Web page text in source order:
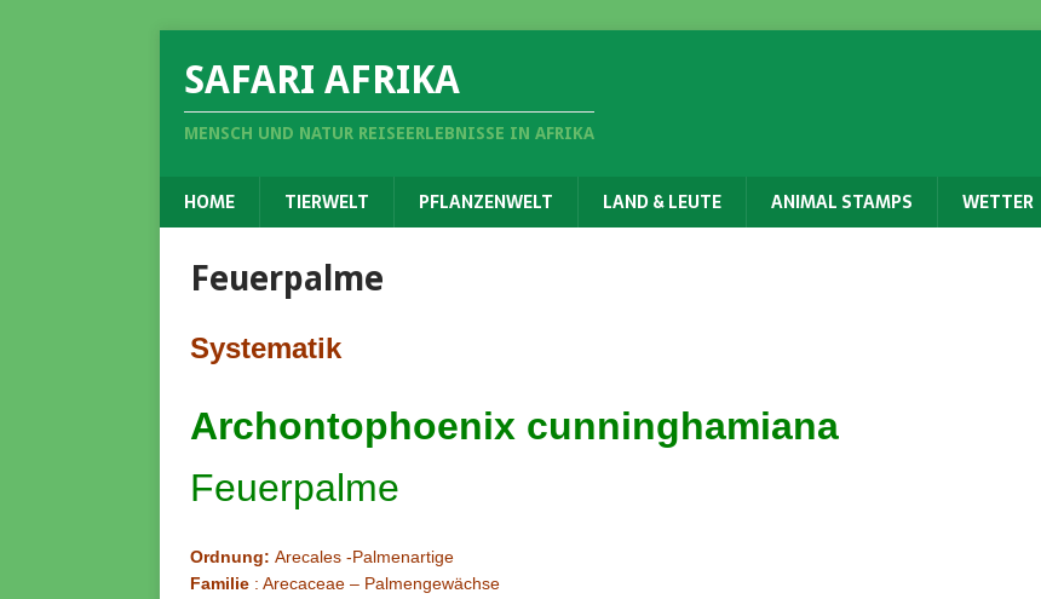
SAFARI AFRIKA
MENSCH UND NATUR REISEERLEBNISSE IN AFRIKA
HOME TIERWELT PFLANZENWELT LAND & LEUTE ANIMAL STAMPS WETTER
Feuerpalme
Systematik
Archontophoenix cunninghamiana
Feuerpalme
Ordnung: Arecales -Palmenartige
Familie : Arecaceae – Palmengewächse